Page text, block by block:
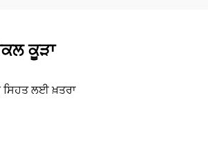
ਕੂੜਾ
ਸਿਹਤ ਲਈ ਖ਼ਤਰਾ